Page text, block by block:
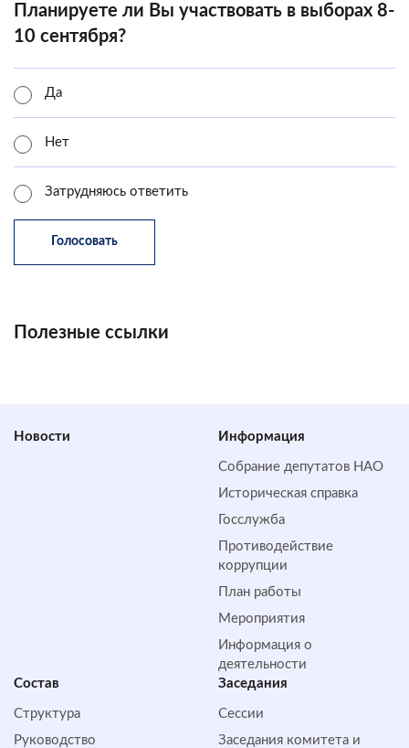
Планируете ли Вы участвовать в выборах 8-
10 сентября?
Да
Нет
Затрудняюсь ответить
Полезные ссылки
Новости Информация
Собрание депутатов НАО
Историческая справка
Госслужба
Противодействие
коррупции
План работы
Мероприятия
Информация о
деятельности
Состав
Структура
Руководство
Заседания
Сессии
Заседания комитета и